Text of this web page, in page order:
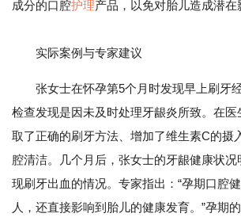
成分的口腔护理产品，以免对胎儿造成潜在
实际案例与专家建议
张女士在怀孕第5个月时发现早上刷牙
检查发现是因未及时处理牙龈炎所致。在
取了正确的刷牙方法、增加了维生素C的摄
腔清洁。几个月后，张女士的牙龈健康状况
现刷牙出血的情况。专家指出：“孕期口腔
人，还直接影响到胎儿的健康发育。”孕期